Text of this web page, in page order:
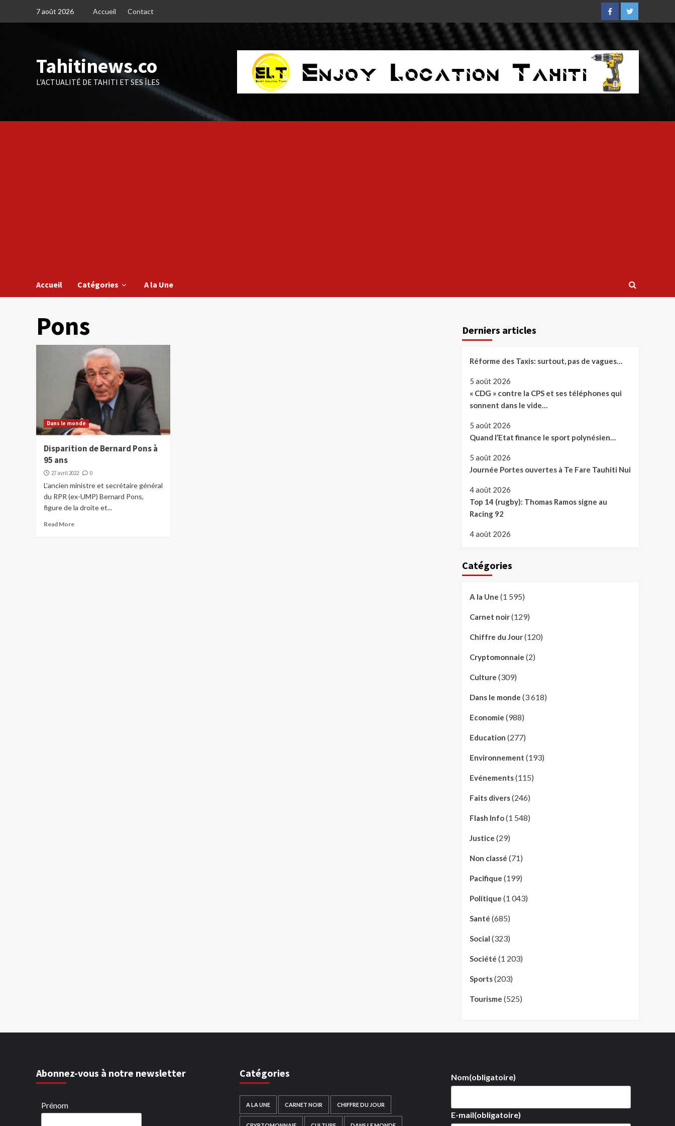
7 août 2026 Accueil Contact
FacebookTwitter
Tahitinews.co
L'ACTUALITÉ DE TAHITI ET SES ÎLES
Accueil Catégories A la Une
Pons
Dans le monde
Disparition de Bernard Pons à
95 ans
27 avril 2022 0
L’ancien ministre et secrétaire général
du RPR (ex-UMP) Bernard Pons,
figure de la droite et...
Read More
Derniers articles
Réforme des Taxis: surtout, pas de vagues…
5 août 2026
« CDG » contre la CPS et ses téléphones qui
sonnent dans le vide…
5 août 2026
Quand l’Etat finance le sport polynésien…
5 août 2026
Journée Portes ouvertes à Te Fare Tauhiti Nui
4 août 2026
Top 14 (rugby): Thomas Ramos signe au
Racing 92
4 août 2026
Catégories
A la Une (1 595)
Carnet noir(129)
Chiffre du Jour(120)
Cryptomonnaie (2)
Culture (309)
Dans le monde (3 618)
Economie (988)
Education (277)
Environnement (193)
Evénements(115)
Faits divers(246)
Flash Info(1 548)
Justice (29)
Non classé (71)
Pacifique (199)
Politique (1 043)
Santé (685)
Social (323)
Société (1 203)
Sports(203)
Tourisme (525)
Abonnez-vous à notre newsletter
Prénom
Catégories
A LA UNE CARNET NOIR CHIFFRE DU JOUR
Nom(obligatoire)
E-mail(obligatoire)